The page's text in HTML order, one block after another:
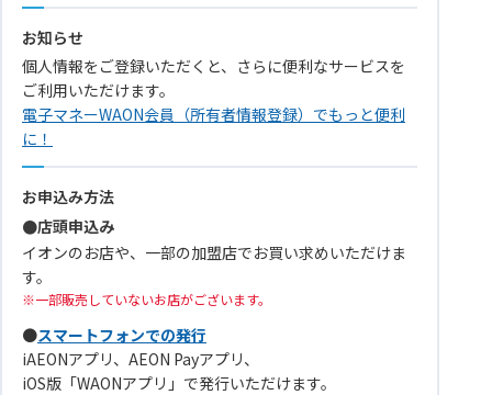
お知らせ
個人情報をご登録いただくと、さらに便利なサービスを
ご利用いただけます。
電子マネーWAON会員（所有者情報登録）でもっと便利
に！
お申込み方法
●店頭申込み
イオンのお店や、一部の加盟店でお買い求めいただけま
す。
一部販売していないお店がございます。
●スマートフォンでの発行
iAEONアプリ、AEON Payアプリ、
iOS版「WAONアプリ」で発行いただけます。